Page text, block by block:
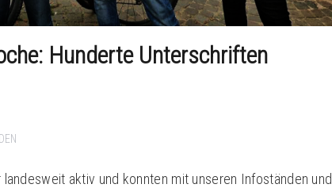
Hunderte Unterschriften
aktiv und konnten mit unseren Infoständen und